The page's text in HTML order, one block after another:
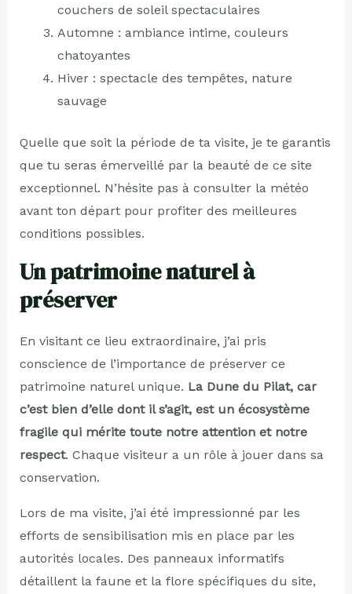
couchers de soleil spectaculaires
Automne : ambiance intime, couleurs
chatoyantes
Hiver : spectacle des tempêtes, nature
sauvage
Quelle que soit la période de ta visite, je te garantis
que tu seras émerveillé par la beauté de ce site
exceptionnel. N’hésite pas à consulter la météo
avant ton départ pour profiter des meilleures
conditions possibles.
Un patrimoine naturel à
préserver
En visitant ce lieu extraordinaire, j’ai pris
conscience de l’importance de préserver ce
patrimoine naturel unique. La Dune du Pilat, car
c’est bien d’elle dont il s’agit, est un écosystème
fragile qui mérite toute notre attention et notre
respect. Chaque visiteur a un rôle à jouer dans sa
conservation.
Lors de ma visite, j’ai été impressionné par les
efforts de sensibilisation mis en place par les
autorités locales. Des panneaux informatifs
détaillent la faune et la flore spécifiques du site,